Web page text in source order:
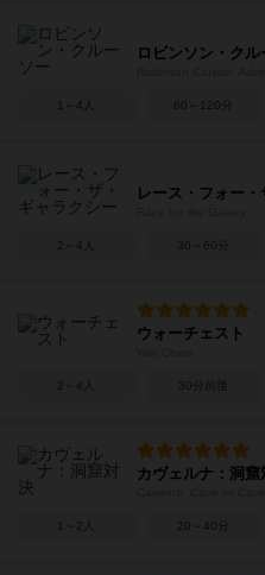
ロビンソン・クル
1～4人 60～120分
レース・フォー
2～4人 30～60分
ウォーチェスト
2～4人 30分前後
カヴェルナ：洞窟
1～2人 20～40分